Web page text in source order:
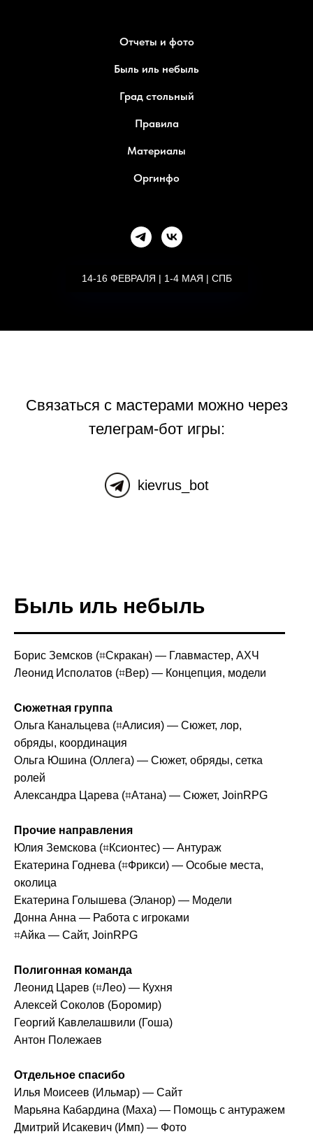
Отчеты и фото
Быль иль небыль
Град стольный
Правила
Материалы
Оргинфо
14-16 ФЕВРАЛЯ | 1-4 МАЯ | СПБ
Связаться с мастерами можно через
телеграм-бот игры:
kievrus_bot
Быль иль небыль
Борис Земсков (⌗Скракан) — Главмастер, АХЧ
Леонид Исполатов (⌗Вер) — Концепция, модели
Сюжетная группа
Ольга Канальцева (⌗Алисия) — Сюжет, лор,
обряды, координация
Ольга Юшина (Оллега) — Сюжет, обряды, сетка
ролей
Александра Царева (⌗Атана) — Сюжет, JoinRPG
Прочие направления
Юлия Земскова (⌗Ксионтес) — Антураж
Екатерина Годнева (⌗Фрикси) — Особые места,
околица
Екатерина Голышева (Эланор) — Модели
Донна Анна — Работа с игроками
⌗Айка — Сайт, JoinRPG
Полигонная команда
Леонид Царев (⌗Лео) — Кухня
Алексей Соколов (Боромир)
Георгий Кавлелашвили (Гоша)
Антон Полежаев
Отдельное спасибо
Илья Моисеев (Ильмар) — Сайт
Марьяна Кабардина (Маха) — Помощь с антуражем
Дмитрий Исакевич (Имп) — Фото